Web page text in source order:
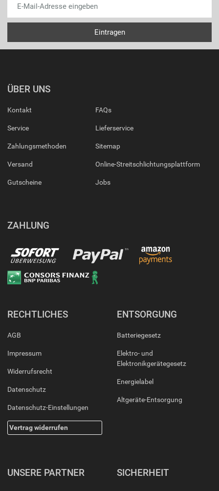
ÜBER UNS
Kontakt
Service
Zahlungsmethoden
Versand
Gutscheine
FAQs
Lieferservice
Sitemap
Online-Streitschlichtungsplattform
Jobs
ZAHLUNG
RECHTLICHES
AGB
Impressum
Widerrufsrecht
Datenschutz
Datenschutz-Einstellungen
Vertrag widerrufen
ENTSORGUNG
Batteriegesetz
Elektro- und
Elektronikgerätegesetz
Energielabel
Altgeräte-Entsorgung
UNSERE PARTNER SICHERHEIT